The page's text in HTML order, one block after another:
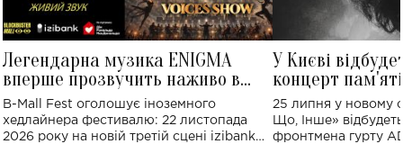
Легендарна музика ENIGMA
вперше прозвучить наживо в
Україні: де відбудеться концерт
B-Mall Fest оголошує іноземного
хедлайнера фестивалю: 22 листопада
2026 року на новій третій сцені izibank
У Києві
концерт
Клименка:
виконають
25 липня у новому
Що, Інше»
фронтмена гурту